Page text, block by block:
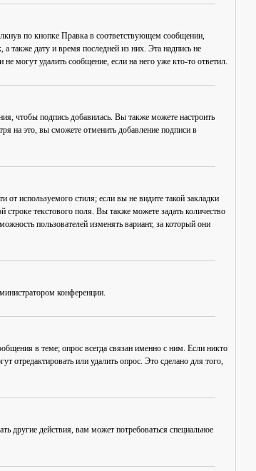
по кнопке Правка в соответствующем сообщении,
также дату и время последней из них. Эта надпись не
могут удалить сообщение, если на него уже кто-то ответил.
чтобы подпись добавилась. Вы также можете настроить
на это, вы сможете отменить добавление подписи в
используемого стиля; если вы не видите такой закладки
текстового поля. Вы также можете задать количество
пользователей изменять вариант, за который они
конференции.
в теме; опрос всегда связан именно с ним. Если никто
отредактировать или удалить опрос. Это сделано для того,
другие действия, вам может потребоваться специальное